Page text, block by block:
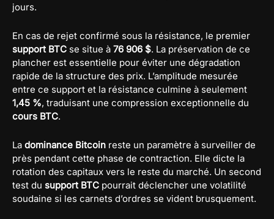
jours.
En cas de rejet confirmé sous la résistance, le premier
support BTC se situe à 76 906 $. La préservation de ce
plancher est essentielle pour éviter une dégradation
rapide de la structure des prix. L’amplitude mesurée
entre ce support et la résistance culmine à seulement
1,45 %, traduisant une compression exceptionnelle du
cours BTC.
La dominance Bitcoin reste un paramètre à surveiller de
près pendant cette phase de contraction. Elle dicte la
rotation des capitaux vers le reste du marché. Un second
test du support BTC pourrait déclencher une volatilité
soudaine si les carnets d’ordres se vident brusquement.